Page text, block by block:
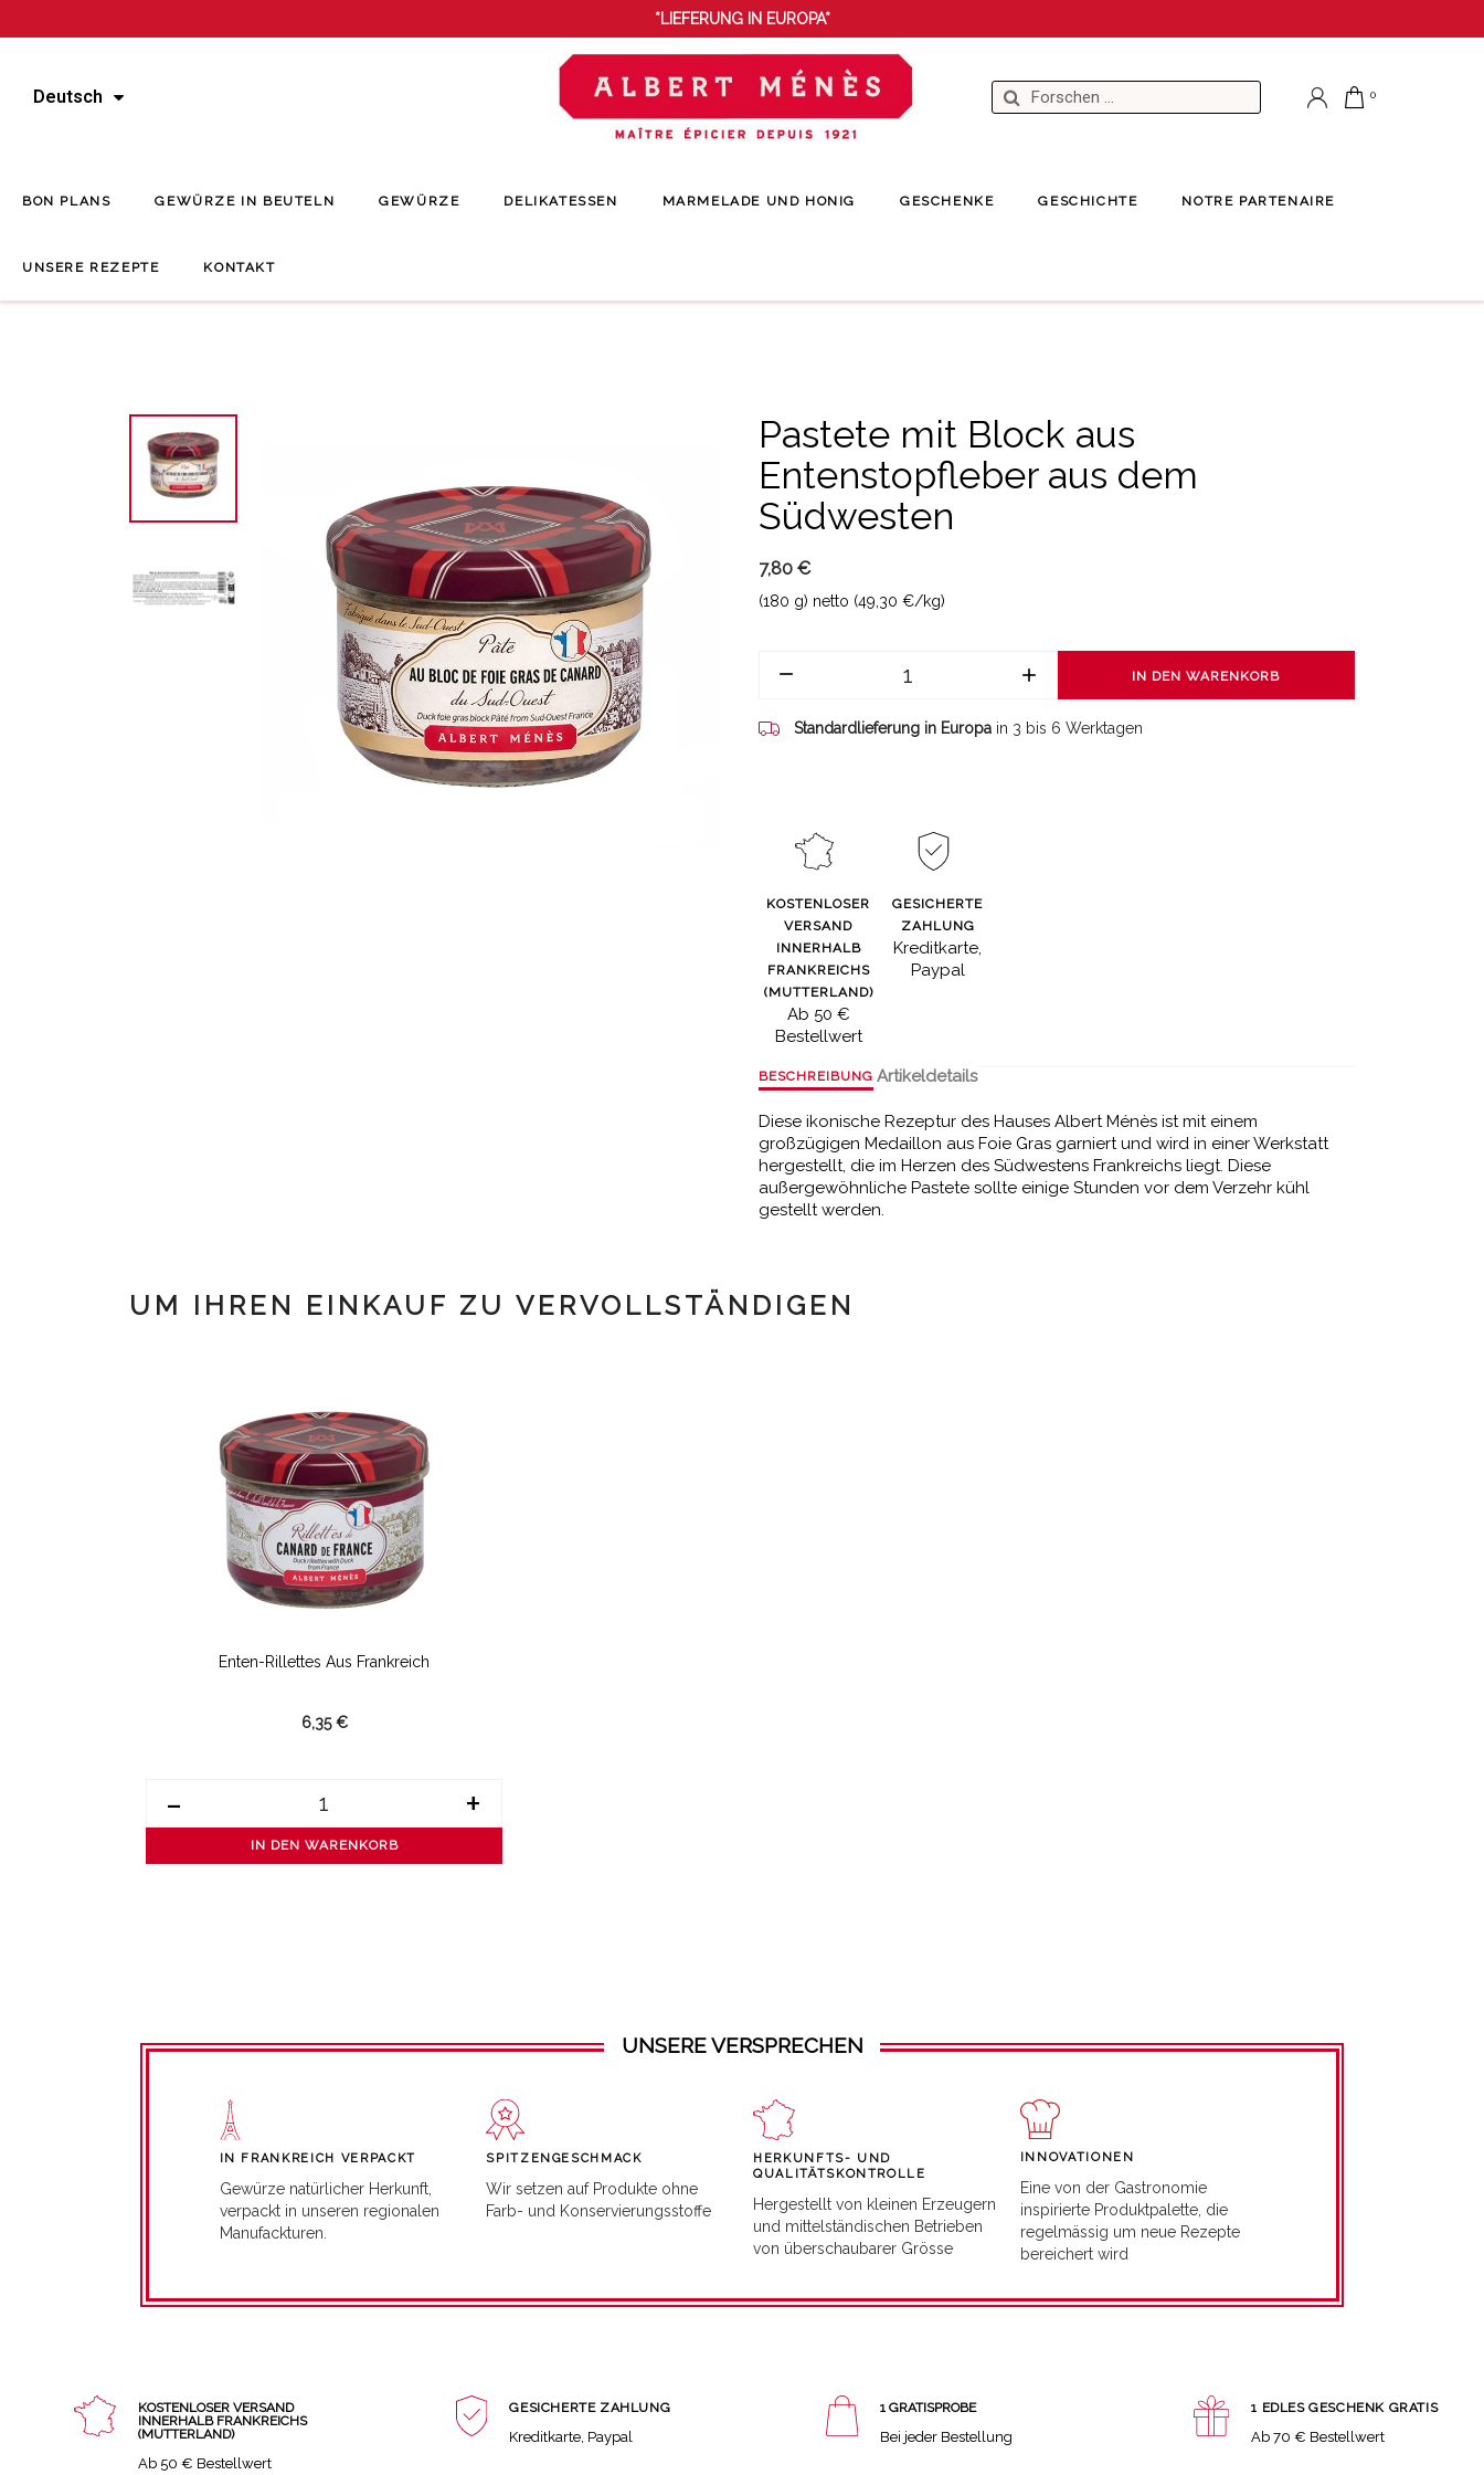
*LIEFERUNG IN EUROPA*
Deutsch
BON PLANS GEWÜRZE IN BEUTELN GEWÜRZE DELIKATESSEN MARMELADE UND HONIG GESCHENKE GESCHICHTE NOTRE PARTENAIRE
UNSERE REZEPTE KONTAKT
Pastete mit Block aus
Entenstopfleber aus dem
Südwesten
7,80 €
(180 g) netto (49,30 €/kg)
IN DEN WARENKORB
Standardlieferung in Europa in 3 bis 6 Werktagen
KOSTENLOSER
VERSAND
INNERHALB
FRANKREICHS
(MUTTERLAND)
Ab 50 €
Bestellwert
GESICHERTE
ZAHLUNG
Kreditkarte,
Paypal
BESCHREIBUNG Artikeldetails
Diese ikonische Rezeptur des Hauses Albert Ménès ist mit einem
großzügigen Medaillon aus Foie Gras garniert und wird in einer Werkstatt
hergestellt, die im Herzen des Südwestens Frankreichs liegt. Diese
außergewöhnliche Pastete sollte einige Stunden vor dem Verzehr kühl
gestellt werden.
UM IHREN EINKAUF ZU VERVOLLSTÄNDIGEN
Enten-Rillettes Aus Frankreich
6,35 €
- +
IN DEN WARENKORB
UNSERE VERSPRECHEN
IN FRANKREICH VERPACKT
Gewürze natürlicher Herkunft,
verpackt in unseren regionalen
Manufackturen.
SPITZENGESCHMACK
Wir setzen auf Produkte ohne
Farb- und Konservierungsstoffe
HERKUNFTS- UND
QUALITÄTSKONTROLLE
Hergestellt von kleinen Erzeugern
und mittelständischen Betrieben
von überschaubarer Grösse
INNOVATIONEN
Eine von der Gastronomie
inspirierte Produktpalette, die
regelmässig um neue Rezepte
bereichert wird
KOSTENLOSER VERSAND
INNERHALB FRANKREICHS
(MUTTERLAND)
Ab 50 € Bestellwert
GESICHERTE ZAHLUNG
Kreditkarte, Paypal
1 GRATISPROBE
Bei jeder Bestellung
1 EDLES GESCHENK GRATIS
Ab 70 € Bestellwert